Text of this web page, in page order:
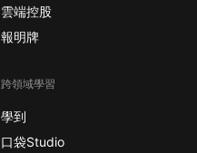
雲端控股
報明牌
跨領域學習
學到
口袋Studio